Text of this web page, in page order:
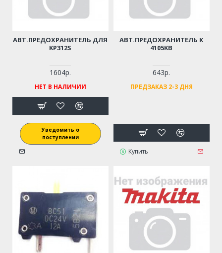
АВТ.ПРЕДОХРАНИТЕЛЬ ДЛЯ
KP312S
1604р.
НЕТ В НАЛИЧИИ
Уведомить о
поступлении
АВТ.ПРЕДОХРАНИТЕЛЬ К
4105KB
643р.
ПРЕДЗАКАЗ 2-3 ДНЯ
Купить